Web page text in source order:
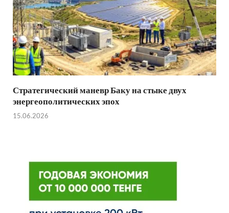
Стратегический маневр Баку на стыке двух
энергеополитических эпох
15.06.2026